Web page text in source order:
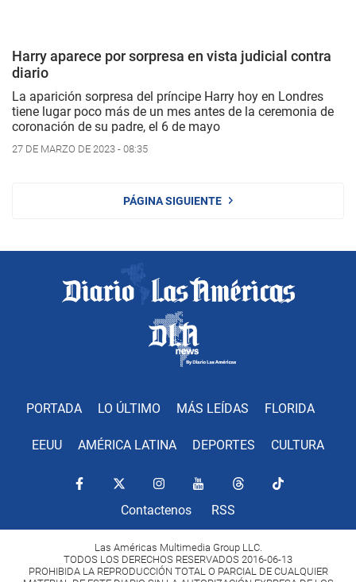
Harry aparece por sorpresa en vista judicial contra
diario
La aparición sorpresa del príncipe Harry hoy en Londres
tiene lugar poco más de un mes antes de la ceremonia de
coronación de su padre, el 6 de mayo
27 DE MARZO DE 2023 - 08:35
PÁGINA SIGUIENTE
PORTADA LO ÚLTIMO MÁS LEÍDAS FLORIDA
EEUU AMÉRICA LATINA DEPORTES CULTURA
Contactenos RSS
Las Américas Multimedia Group LLC.
TODOS LOS DERECHOS RESERVADOS 2016-06-13
PROHIBIDA LA REPRODUCCIÓN TOTAL O PARCIAL DE CUALQUIER